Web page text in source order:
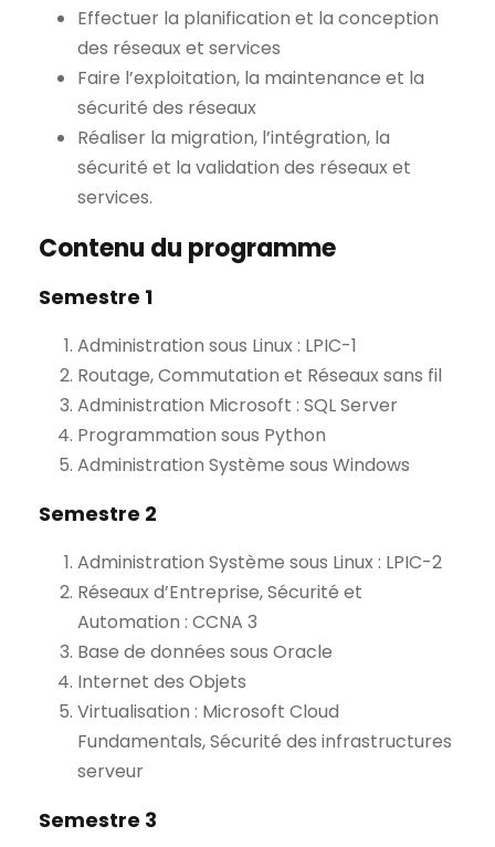
Effectuer la planification et la conception
des réseaux et services
Faire l’exploitation, la maintenance et la
sécurité des réseaux
Réaliser la migration, l’intégration, la
sécurité et la validation des réseaux et
services.
Contenu du programme
Semestre 1
Administration sous Linux : LPIC-1
Routage, Commutation et Réseaux sans fil
Administration Microsoft : SQL Server
Programmation sous Python
Administration Système sous Windows
Semestre 2
Administration Système sous Linux : LPIC-2
Réseaux d’Entreprise, Sécurité et
Automation : CCNA 3
Base de données sous Oracle
Internet des Objets
Virtualisation : Microsoft Cloud
Fundamentals, Sécurité des infrastructures
serveur
Semestre 3